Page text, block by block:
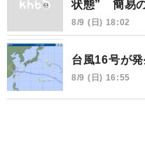
状態” 簡易
8/9 (日) 18:02
台風16号が
8/9 (日) 16:55